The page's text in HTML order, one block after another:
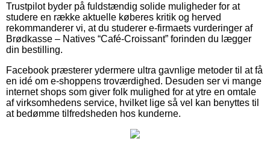
Trustpilot byder på fuldstændig solide muligheder for at
studere en række aktuelle køberes kritik og herved
rekommanderer vi, at du studerer e-firmaets vurderinger af
Brødkasse – Natives “Café-Croissant” forinden du lægger
din bestilling.
Facebook præsterer ydermere ultra gavnlige metoder til at få
en idé om e-shoppens troværdighed. Desuden ser vi mange
internet shops som giver folk mulighed for at ytre en omtale
af virksomhedens service, hvilket lige så vel kan benyttes til
at bedømme tilfredsheden hos kunderne.